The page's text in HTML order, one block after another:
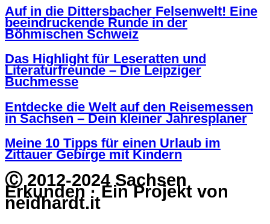
Auf in die Dittersbacher Felsenwelt! Eine
beeindruckende Runde in der
Böhmischen Schweiz
Das Highlight für Leseratten und
Literaturfreunde – Die Leipziger
Buchmesse
Entdecke die Welt auf den Reisemessen
in Sachsen – Dein kleiner Jahresplaner
Meine 10 Tipps für einen Urlaub im
Zittauer Gebirge mit Kindern
Ⓒ 2012-2024 Sachsen
Erkunden · Ein Projekt von
neidhardt.it